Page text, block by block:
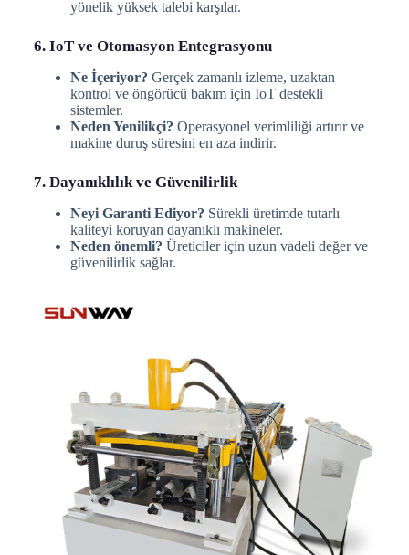
yönelik yüksek talebi karşılar.
6. IoT ve Otomasyon Entegrasyonu
Ne İçeriyor? Gerçek zamanlı izleme, uzaktan
kontrol ve öngörücü bakım için IoT destekli
sistemler.
Neden Yenilikçi? Operasyonel verimliliği artırır ve
makine duruş süresini en aza indirir.
7. Dayanıklılık ve Güvenilirlik
Neyi Garanti Ediyor? Sürekli üretimde tutarlı
kaliteyi koruyan dayanıklı makineler.
Neden önemli? Üreticiler için uzun vadeli değer ve
güvenilirlik sağlar.